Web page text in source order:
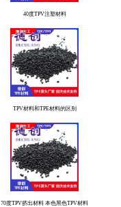
40度TPV注塑材料
TPV材料和TPE材料的区别
70度TPV挤出材料 本色黑色TPV材料